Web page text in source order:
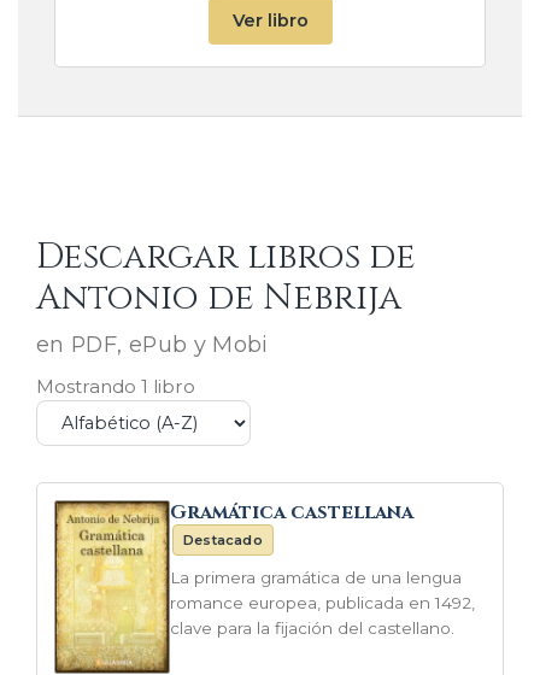
Ver libro
Descargar libros de
Antonio de Nebrija
en PDF, ePub y Mobi
Mostrando 1 libro
Gramática castellana
Destacado
La primera gramática de una lengua
romance europea, publicada en 1492,
clave para la fijación del castellano.